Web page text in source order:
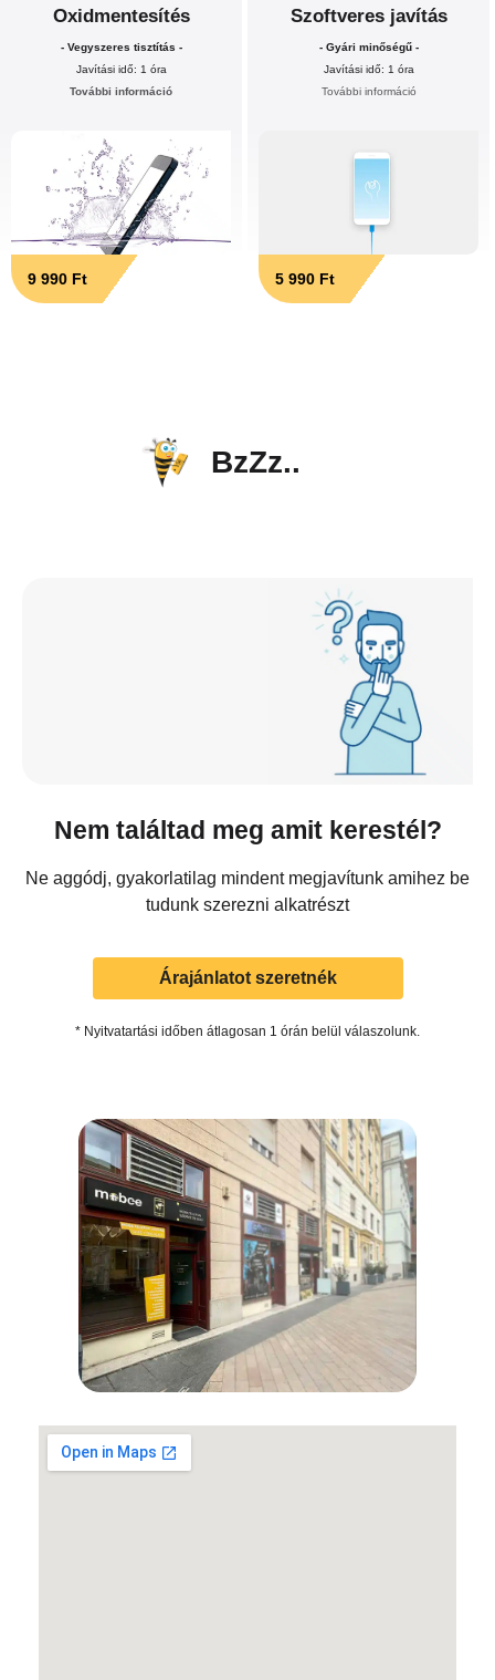
Oxidmentesítés
- Vegyszeres tisztítás -
Javítási idő: 1 óra
További információ
9 990 Ft
Szoftveres javítás
- Gyári minőségű -
Javítási idő: 1 óra
További információ
5 990 Ft
BzZz..
Nem találtad meg amit kerestél?
Ne aggódj, gyakorlatilag mindent megjavítunk amihez be
tudunk szerezni alkatrészt
Árajánlatot szeretnék
* Nyitvatartási időben átlagosan 1 órán belül válaszolunk.